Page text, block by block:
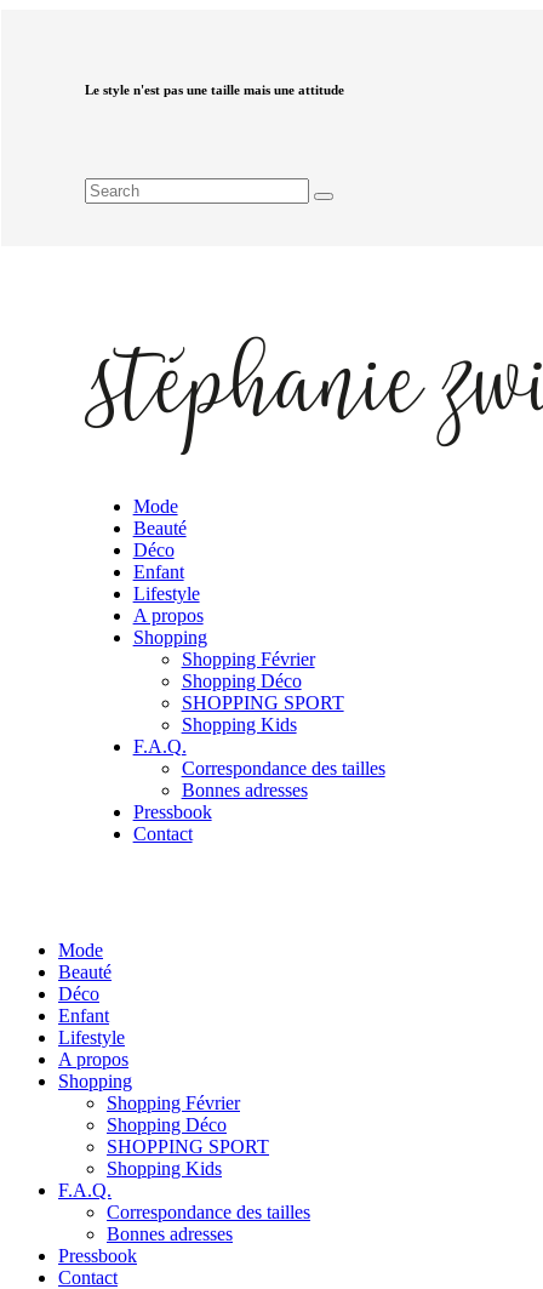
Le style n'est pas une taille mais une attitude
Mode
Beauté
Déco
Enfant
Lifestyle
A propos
Shopping
Shopping Février
Shopping Déco
SHOPPING SPORT
Shopping Kids
F.A.Q.
Correspondance des tailles
Bonnes adresses
Pressbook
Contact
Mode
Beauté
Déco
Enfant
Lifestyle
A propos
Shopping
Shopping Février
Shopping Déco
SHOPPING SPORT
Shopping Kids
F.A.Q.
Correspondance des tailles
Bonnes adresses
Pressbook
Contact